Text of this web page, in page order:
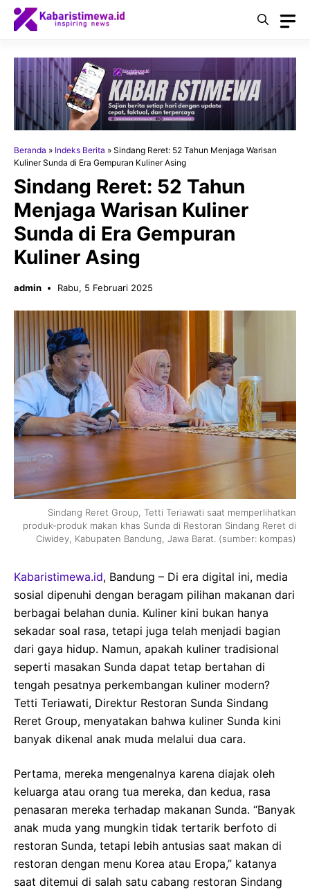
Langsung
Beranda » Indeks Berita » Sindang Reret: 52 Tahun Menjaga Warisan
Kuliner Sunda di Era Gempuran Kuliner Asing
Sindang Reret: 52 Tahun
Menjaga Warisan Kuliner
Sunda di Era Gempuran
Kuliner Asing
admin Rabu, 5 Februari 2025
Sindang Reret Group, Tetti Teriawati saat memperlihatkan
produk-produk makan khas Sunda di Restoran Sindang Reret di
Ciwidey, Kabupaten Bandung, Jawa Barat. (sumber: kompas)
Kabaristimewa.id, Bandung – Di era digital ini, media
sosial dipenuhi dengan beragam pilihan makanan dari
berbagai belahan dunia. Kuliner kini bukan hanya
sekadar soal rasa, tetapi juga telah menjadi bagian
dari gaya hidup. Namun, apakah kuliner tradisional
seperti masakan Sunda dapat tetap bertahan di
tengah pesatnya perkembangan kuliner modern?
Tetti Teriawati, Direktur Restoran Sunda Sindang
Reret Group, menyatakan bahwa kuliner Sunda kini
banyak dikenal anak muda melalui dua cara.
Pertama, mereka mengenalnya karena diajak oleh
keluarga atau orang tua mereka, dan kedua, rasa
penasaran mereka terhadap makanan Sunda. “Banyak
anak muda yang mungkin tidak tertarik berfoto di
restoran Sunda, tetapi lebih antusias saat makan di
restoran dengan menu Korea atau Eropa,” katanya
saat ditemui di salah satu cabang restoran Sindang